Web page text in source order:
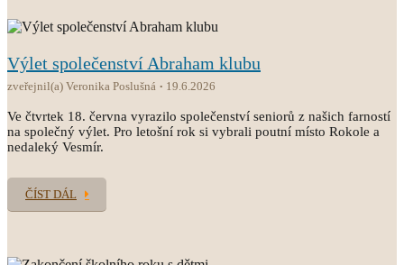
Výlet společenství Abraham klubu
zveřejnil(a) Veronika Poslušná 19.6.2026
Ve čtvrtek 18. června vyrazilo společenství seniorů z našich farností
na společný výlet. Pro letošní rok si vybrali poutní místo Rokole a
nedaleký Vesmír.
ČÍST DÁL